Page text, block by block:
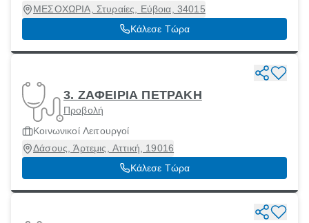
ΜΕΣΟΧΩΡΙΑ, Στυραίες, Εύβοια, 34015
Κάλεσε Τώρα
3. ΖΑΦΕΙΡΙΑ ΠΕΤΡΑΚΗ
Προβολή
Κοινωνικοί Λειτουργοί
Δάσους, Άρτεμις, Αττική, 19016
Κάλεσε Τώρα